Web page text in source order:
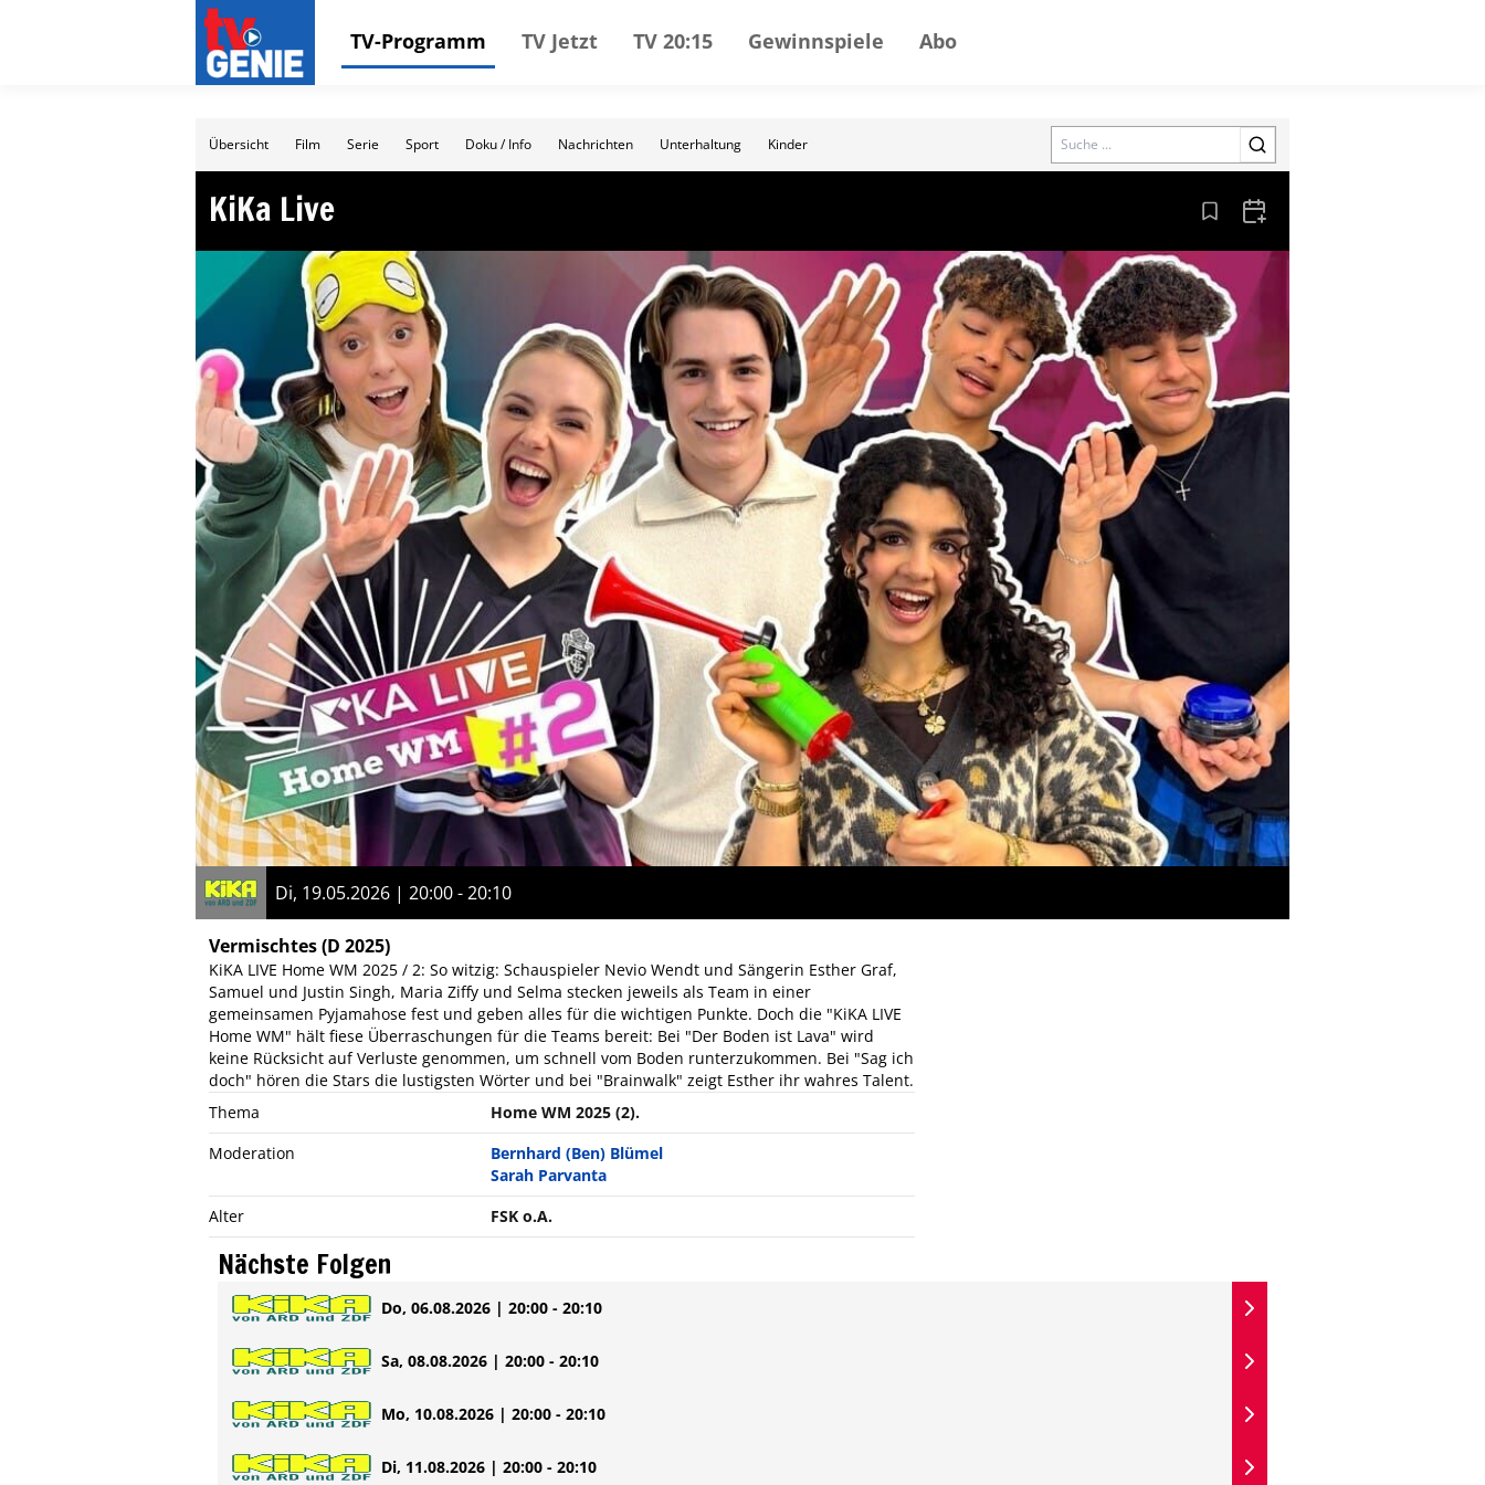
TV-Programm TV Jetzt TV 20:15 Gewinnspiele Abo
Übersicht Film Serie Sport Doku / Info Nachrichten Unterhaltung Kinder Search
KiKa Live Aus den Lesezeichen entfernen
Zum Kalender hinzufügen
Di, 19.05.2026 | 20:00 - 20:10
Vermischtes(D 2025)
KiKA LIVE Home WM 2025 / 2: So witzig: Schauspieler Nevio Wendt und Sängerin Esther Graf,
Samuel und Justin Singh, Maria Ziffy und Selma stecken jeweils als Team in einer
gemeinsamen Pyjamahose fest und geben alles für die wichtigen Punkte. Doch die "KiKA LIVE
Home WM" hält fiese Überraschungen für die Teams bereit: Bei "Der Boden ist Lava" wird
keine Rücksicht auf Verluste genommen, um schnell vom Boden runterzukommen. Bei "Sag ich
doch" hören die Stars die lustigsten Wörter und bei "Brainwalk" zeigt Esther ihr wahres Talent.
Thema
Home WM 2025 (2).
Moderation
Bernhard (Ben) Blümel
Sarah Parvanta
Alter
FSK o.A.
Nächste Folgen
Do, 06.08.2026 | 20:00 - 20:10
Sa, 08.08.2026 | 20:00 - 20:10
Mo, 10.08.2026 | 20:00 - 20:10
Di, 11.08.2026 | 20:00 - 20:10